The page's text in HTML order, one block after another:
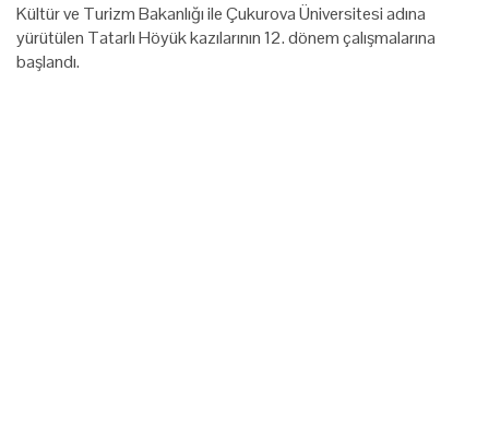
Kültür ve Turizm Bakanlığı ile Çukurova Üniversitesi adına
yürütülen Tatarlı Höyük kazılarının 12. dönem çalışmalarına
başlandı.